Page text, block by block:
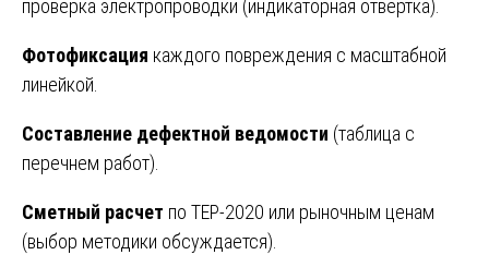
проверка электропроводки (индикаторная отвертка).
Фотофиксация каждого повреждения с масштабной
линейкой.
Составление дефектной ведомости (таблица с
перечнем работ).
Сметный расчет по ТЕР-2020 или рыночным ценам
(выбор методики обсуждается).